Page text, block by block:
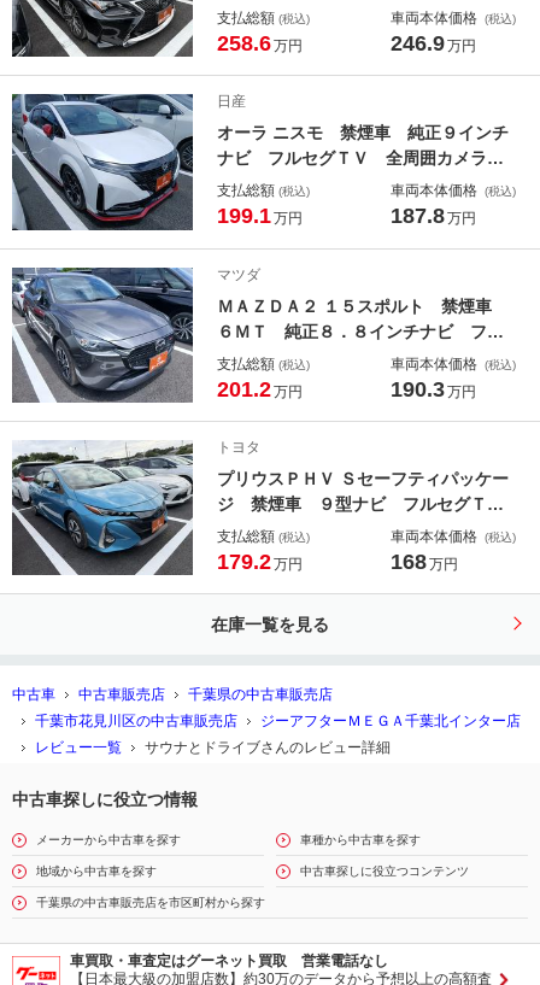
クカメラ アダプティブクルーズコン
トロール 衝突軽減ブレーキ ＬＥＤ
ＴＣ２．０
支払総額 (税込)
258.6万円
車両本体価格 (税込)
246.9万円
日産
オーラ ニスモ 禁煙車 純正９インチ
ナビ フルセグＴＶ 全周囲カメラ
プロパイロット ステアリングヒータ
ー シートヒーター ＬＥＤヘッドラ
支払総額 (税込)
199.1万円
車両本体価格 (税込)
187.8万円
マツダ
ＭＡＺＤＡ２ １５スポルト 禁煙車
６ＭＴ 純正８．８インチナビ フル
セグＴＶ 全周囲カメラ レーダーク
ルーズコントロール ＬＥＤヘッドラ
ュスタート
支払総額 (税込)
201.2万円
車両本体価格 (税込)
190.3万円
トヨタ
プリウスＰＨＶ Ｓセーフティパッケー
ジ 禁煙車 ９型ナビ フルセグＴ
Ｖ バックカメラ 衝突軽減ブレー
キ レーダークルーズコントロール
ニター レーンアシスト
支払総額 (税込)
179.2万円
車両本体価格 (税込)
168万円
在庫一覧を見る
中古車 中古車販売店
千葉県の中古車販売店
千葉市花見川区の中古車販売店
ジーアフターＭＥＧＡ千葉北インター店
レビュー一覧
サウナとドライブさんのレビュー詳細
中古車探しに役立つ情報
メーカーから中古車を探す 車種から中古車を探す
地域から中古車を探す 中古車探しに役立つコンテンツ
千葉県の中古車販売店を市区町村から探す
車買取・車査定はグーネット買取 営業電話なし
【日本最大級の加盟店数】約30万のデータから予想以上の高額査